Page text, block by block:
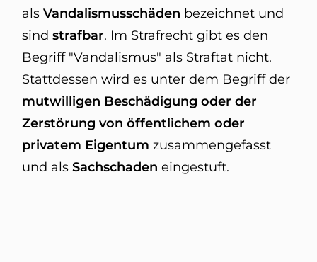
als Vandalismusschäden bezeichnet und
sind strafbar. Im Strafrecht gibt es den
Begriff "Vandalismus" als Straftat nicht.
Stattdessen wird es unter dem Begriff der
mutwilligen Beschädigung oder der
Zerstörung von öffentlichem oder
privatem Eigentum zusammengefasst
und als Sachschaden eingestuft.